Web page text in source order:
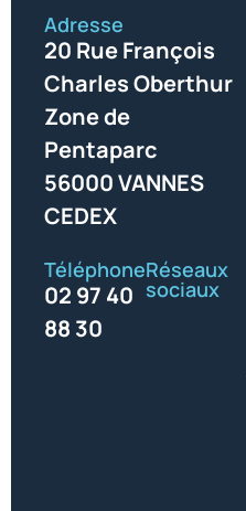
Adresse
20 Rue François
Charles Oberthur
Zone de
Pentaparc
56000 VANNES
CEDEX
Téléphone
02 97 40
88 30
Réseaux
sociaux